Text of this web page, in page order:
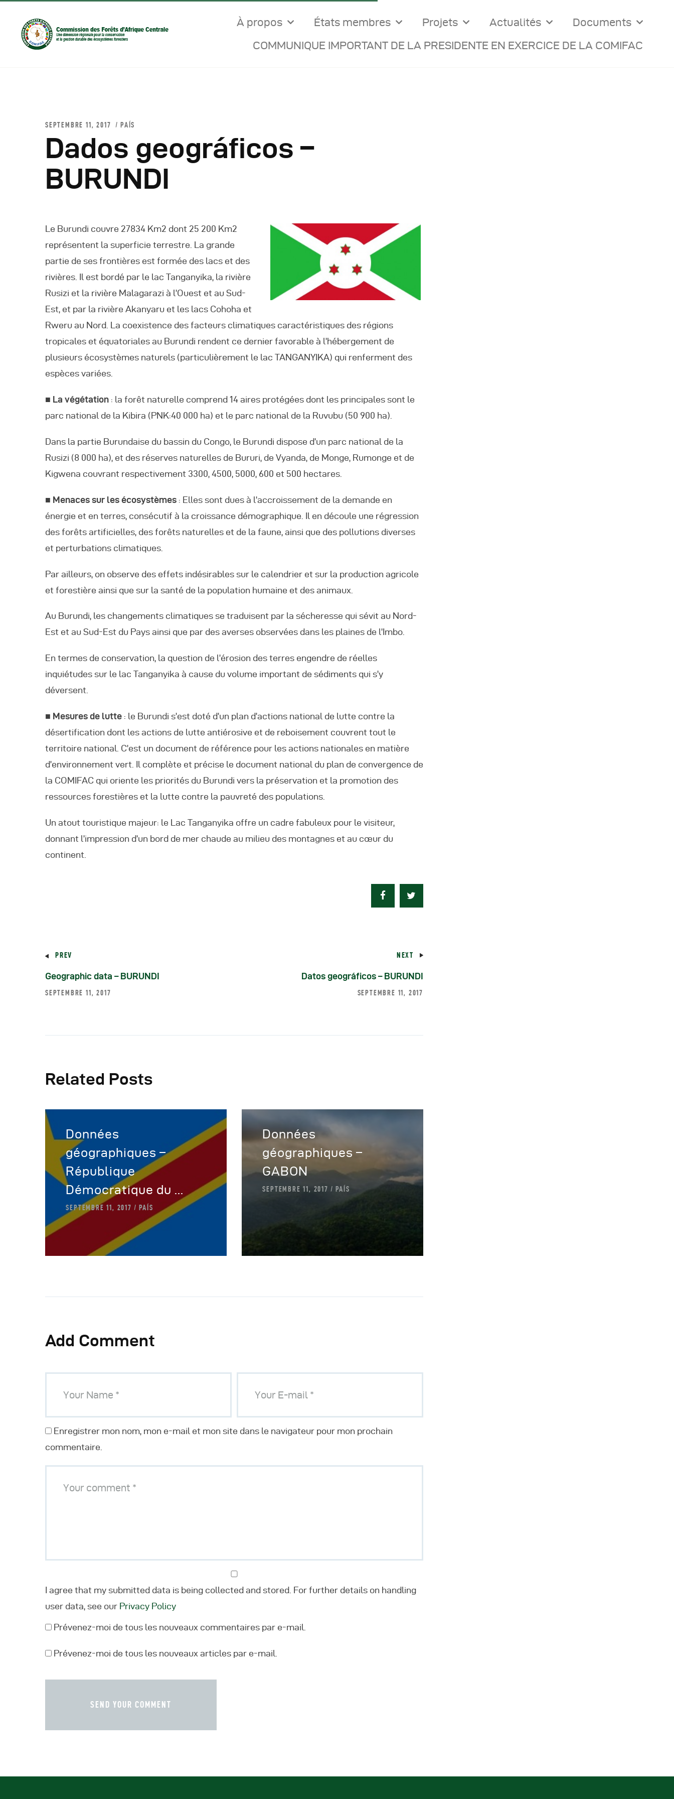
À propos États membres Projets Actualités
Documents
COMMUNIQUE IMPORTANT DE LA PRESIDENTE EN EXERCICE DE LA COMIFAC
Documents Officiels
Comptes Rendus De
Réunions Sous-
Régionales
Rapports
Publications
COMIFAC Newsletter
Réunions Réseaux
CEFDHAC
Autres Publications
SEPTEMBRE 11, 2017 PAÍS
Dados geográficos –
BURUNDI
Le Burundi couvre 27834 Km2 dont 25 200 Km2
représentent la superficie terrestre. La grande
partie de ses frontières est formée des lacs et des
rivières. Il est bordé par le lac Tanganyika, la rivière
Rusizi et la rivière Malagarazi à l’Ouest et au Sud-
Est, et par la rivière Akanyaru et les lacs Cohoha et
Rweru au Nord. La coexistence des facteurs climatiques caractéristiques des régions
tropicales et équatoriales au Burundi rendent ce dernier favorable à l’hébergement de
plusieurs écosystèmes naturels (particulièrement le lac TANGANYIKA) qui renferment des
espèces variées.
■ La végétation : la forêt naturelle comprend 14 aires protégées dont les principales sont le
parc national de la Kibira (PNK:40 000 ha) et le parc national de la Ruvubu (50 900 ha).
Dans la partie Burundaise du bassin du Congo, le Burundi dispose d’un parc national de la
Rusizi (8 000 ha), et des réserves naturelles de Bururi, de Vyanda, de Monge, Rumonge et de
Kigwena couvrant respectivement 3300, 4500, 5000, 600 et 500 hectares.
■ Menaces sur les écosystèmes : Elles sont dues à l’accroissement de la demande en
énergie et en terres, consécutif à la croissance démographique. Il en découle une régression
des forêts artificielles, des forêts naturelles et de la faune, ainsi que des pollutions diverses
et perturbations climatiques.
Par ailleurs, on observe des effets indésirables sur le calendrier et sur la production agricole
et forestière ainsi que sur la santé de la population humaine et des animaux.
Au Burundi, les changements climatiques se traduisent par la sécheresse qui sévit au Nord-
Est et au Sud-Est du Pays ainsi que par des averses observées dans les plaines de l’Imbo.
En termes de conservation, la question de l’érosion des terres engendre de réelles
inquiétudes sur le lac Tanganyika à cause du volume important de sédiments qui s’y
déversent.
■ Mesures de lutte : le Burundi s’est doté d’un plan d’actions national de lutte contre la
désertification dont les actions de lutte antiérosive et de reboisement couvrent tout le
territoire national. C’est un document de référence pour les actions nationales en matière
d’environnement vert. Il complète et précise le document national du plan de convergence de
la COMIFAC qui oriente les priorités du Burundi vers la préservation et la promotion des
ressources forestières et la lutte contre la pauvreté des populations.
Un atout touristique majeur: le Lac Tanganyika offre un cadre fabuleux pour le visiteur,
donnant l’impression d’un bord de mer chaude au milieu des montagnes et au cœur du
continent.
PREV
Geographic data – BURUNDI
SEPTEMBRE 11, 2017
NEXT
Datos geográficos – BURUNDI
SEPTEMBRE 11, 2017
Related Posts
Données
géographiques –
République
Démocratique du ...
SEPTEMBRE 11, 2017 PAÍS
Données
géographiques –
GABON
SEPTEMBRE 11, 2017 PAÍS
Add Comment
Enregistrer mon nom, mon e-mail et mon site dans le navigateur pour mon prochain
commentaire.
I agree that my submitted data is being collected and stored. For further details on handling
user data, see our Privacy Policy
Prévenez-moi de tous les nouveaux commentaires par e-mail.
Prévenez-moi de tous les nouveaux articles par e-mail.